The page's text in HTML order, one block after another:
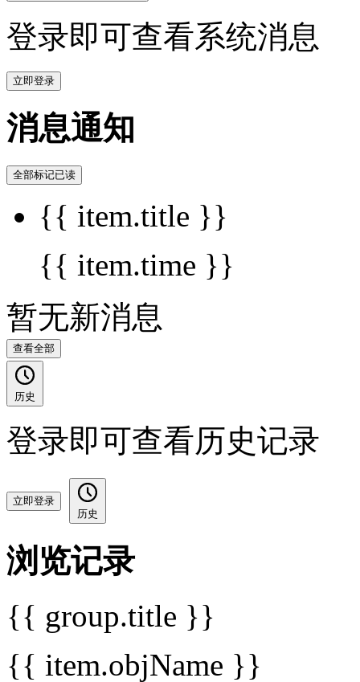
登录即可查看系统消息
立即登录
消息通知
全部标记已读
{{ item.title }}
{{ item.time }}
暂无新消息
查看全部
历史
登录即可查看历史记录
立即登录
历史
浏览记录
{{ group.title }}
{{ item.objName }}